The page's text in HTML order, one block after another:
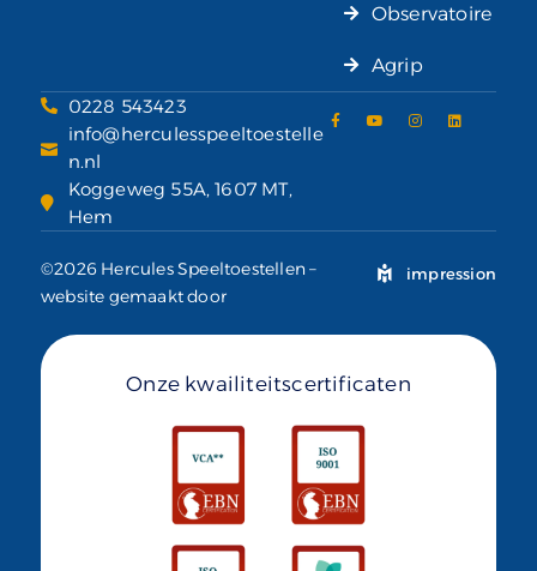
Observatoire
Agrip
0228 543423
info@herculesspeeltoestelle
n.nl
Koggeweg 55A, 1607 MT,
Hem
©2026 Hercules Speeltoestellen –
website gemaakt door
impression
Onze kwailiteitscertificaten